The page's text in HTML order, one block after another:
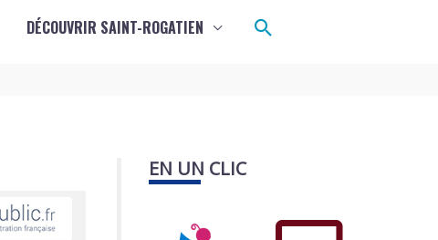
DÉCOUVRIR SAINT-ROGATIEN Rechercher
EN UN CLIC